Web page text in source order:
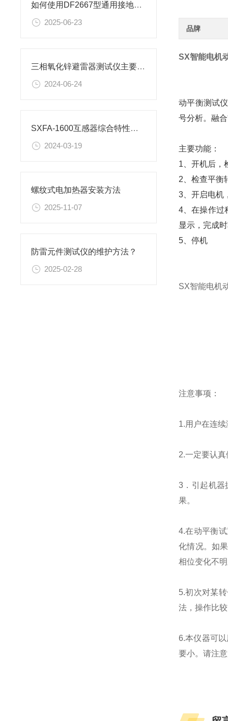
如何使用DF2667型通用接地电阻测试仪进行测试
2025-06-23
三相氧化锌避雷器测试仪主要测试目的
2024-06-24
SXFA-1600互感器综合特性测试仪基本结构及组成
2024-03-19
螺纹式电加热器安装方法
2025-11-07
防雷元件测试仪的维护方法？
2025-02-28
品牌
SX智能电机
动平衡测试
号分析。融
主要功能：
1、开机后，
2、检查平衡
3、开启电机
4、在操作过
显示，完成
5、停机
SX智能电机
注意事项：
1.用户在连
2.一定要认
3．引起机器
果。
4.在动平衡
化情况。如
相位变化不
5.初次对某
法，操作比
6.本仪器可
要小。请注